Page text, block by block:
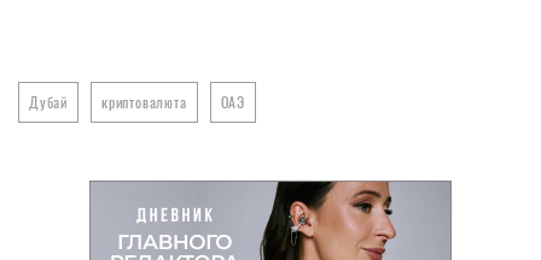
Дубай криптовалюта ОАЭ